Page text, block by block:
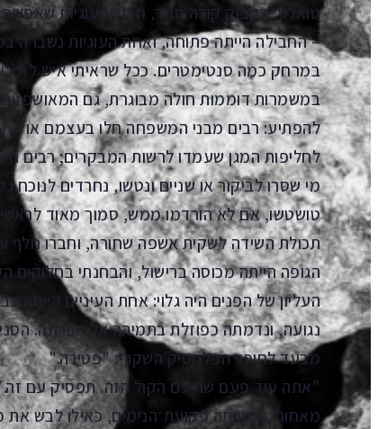
טואלט, בקבוק קולה סגור, חבילת עוגיות
– החבילה הייתה פתוחה, ואחת העוגיות
במרחק כמה סנטימטרים. ככל שראיתי איש לא
במשמרות דוממות חולה מבוגרת, גם
להפתיע: רבים מבני המשפחה חלו בעצמם או
לחליפות המגן שעמדו לרשות המבקרים; רבים
מי שסרו לביקור או שניים ונטשו, נחרדים לנוכח
טושטשו, אם לא הורדמו ממש, סמוך מאוד
תכולת השידה לשקית אשפה שחורה, וחברו חלף
הגופה הייתה מכוסה ברישול, והבחנתי בחלוקים
העליון של הפנים היה גלוי: אחת העיניים הייתה
נגועה, ונדמתה כפוזלת בתמיהה אל חברתה.
מבעד לחיפוי הפלסטיק השקוף: "פטירה."
"אתה עוד פעם שר עם הקול הזה. תפסיק עם זה."
מאחורי שמורתה פקועת־הנימים, כאילו לבש